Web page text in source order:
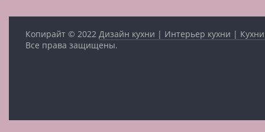
Копирайт © 2022Дизайн кухни | Интерьер кухни |
Все права защищены.